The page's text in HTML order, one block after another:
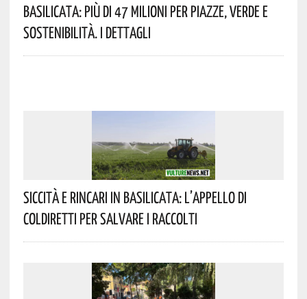
Basilicata: Più Di 47 Milioni Per Piazze, Verde E
Sostenibilità. I Dettagli
Siccità E Rincari In Basilicata: L’appello Di
Coldiretti Per Salvare I Raccolti